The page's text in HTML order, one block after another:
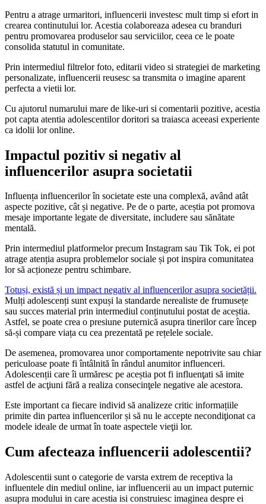
Pentru a atrage urmaritori, influencerii investesc mult timp si efort in
crearea continutului lor. Acestia colaboreaza adesea cu branduri
pentru promovarea produselor sau serviciilor, ceea ce le poate
consolida statutul in comunitate.
Prin intermediul filtrelor foto, editarii video si strategiei de marketing
personalizate, influencerii reusesc sa transmita o imagine aparent
perfecta a vietii lor.
Cu ajutorul numarului mare de like-uri si comentarii pozitive, acestia
pot capta atentia adolescentilor doritori sa traiasca aceeasi experiente
ca idolii lor online.
Impactul pozitiv si negativ al
influencerilor asupra societatii
Influența influencerilor în societate este una complexă, având atât
aspecte pozitive, cât și negative. Pe de o parte, aceștia pot promova
mesaje importante legate de diversitate, includere sau sănătate
mentală.
Prin intermediul platformelor precum Instagram sau Tik Tok, ei pot
atrage atenția asupra problemelor sociale și pot inspira comunitatea
lor să acționeze pentru schimbare.
Totuși, există și un impact negativ al influencerilor asupra societății.
Mulți adolescenți sunt expuși la standarde nerealiste de frumusețe
sau succes material prin intermediul conținutului postat de aceștia.
Astfel, se poate crea o presiune puternică asupra tinerilor care încep
să-și compare viața cu cea prezentată pe rețelele sociale.
De asemenea, promovarea unor comportamente nepotrivite sau chiar
periculoase poate fi întâlnită în rândul anumitor influenceri.
Adolescenții care îi urmăresc pe aceștia pot fi influenţati să imite
astfel de acţiuni fără a realiza consecinţele negative ale acestora.
Este important ca fiecare individ să analizeze critic informațiile
primite din partea influencerilor și să nu le accepte necondiţionat ca
modele ideale de urmat în toate aspectele vieţii lor.
Cum afecteaza influencerii adolescentii?
Adolescentii sunt o categorie de varsta extrem de receptiva la
influentele din mediul online, iar influencerii au un impact puternic
asupra modului in care acestia isi construiesc imaginea despre ei